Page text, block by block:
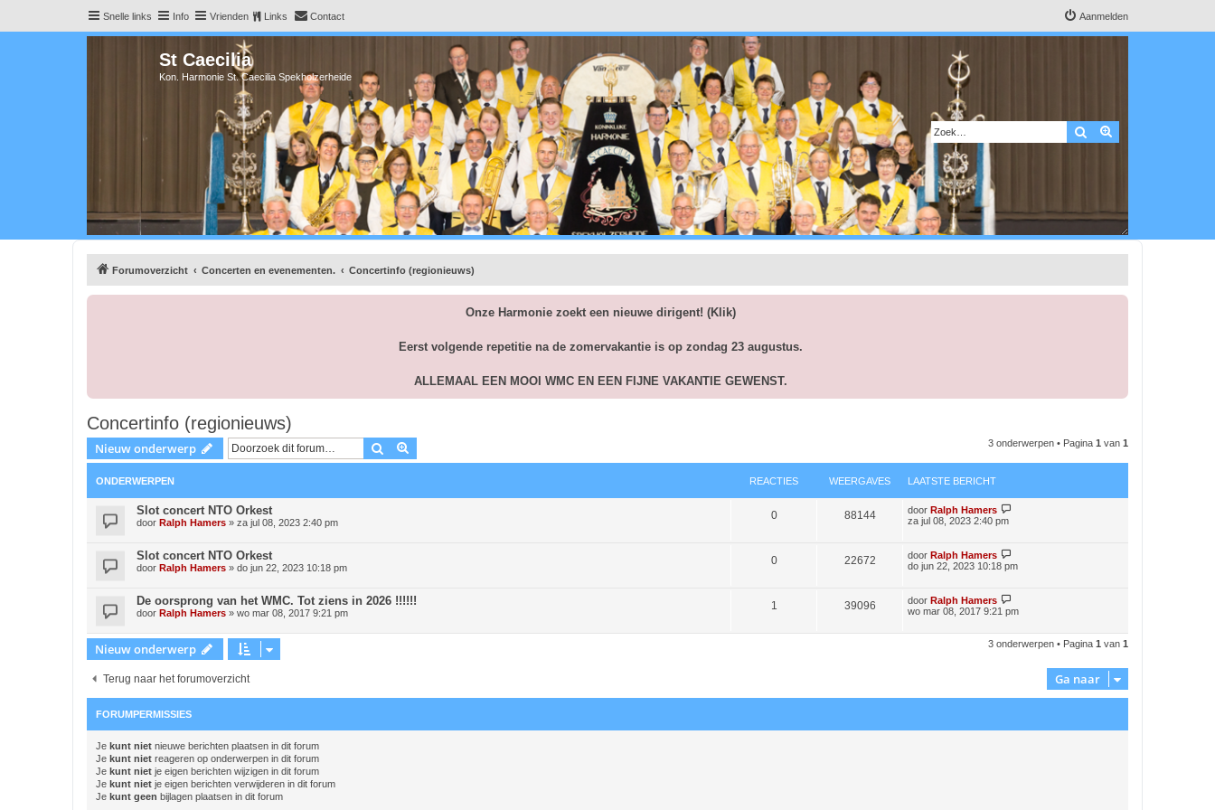
Snelle links Info Vrienden Links Contact Aanmelden
St Caecilia
Kon. Harmonie St. Caecilia Spekholzerheide
Zoek
Forumoverzicht Concerten en evenementen. Concertinfo (regionieuws)
Onze Harmonie zoekt een nieuwe dirigent! (Klik)
Eerst volgende repetitie na de zomervakantie is op zondag 23 augustus.
ALLEMAAL EEN MOOI WMC EN EEN FIJNE VAKANTIE GEWENST.
Concertinfo (regionieuws)
Nieuw onderwerp Zoek 3 onderwerpen • Pagina 1 van 1
ONDERWERPEN REACTIES WEERGAVES LAATSTE BERICHT
Slot concert NTO Orkest
door Ralph Hamers » za jul 08, 2023 2:40 pm
0 88144 door Ralph Hamers
za jul 08, 2023 2:40 pm
Slot concert NTO Orkest
door Ralph Hamers » do jun 22, 2023 10:18 pm
0 22672 door Ralph Hamers
do jun 22, 2023 10:18 pm
De oorsprong van het WMC. Tot ziens in 2026 !!!!!!
door Ralph Hamers » wo mar 08, 2017 9:21 pm
1 39096 door Ralph Hamers
wo mar 08, 2017 9:21 pm
Nieuw onderwerp 3 onderwerpen • Pagina 1 van 1
Terug naar het forumoverzicht Ga naar
FORUMPERMISSIES
Je kunt niet nieuwe berichten plaatsen in dit forum
Je kunt niet reageren op onderwerpen in dit forum
Je kunt niet je eigen berichten wijzigen in dit forum
Je kunt niet je eigen berichten verwijderen in dit forum
Je kunt geen bijlagen plaatsen in dit forum